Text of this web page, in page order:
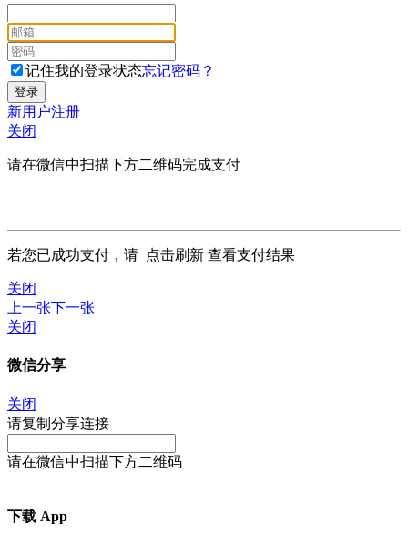
记住我的登录状态忘记密码？
新用户注册
关闭
请在微信中扫描下方二维码完成支付
若您已成功支付，请 点击刷新 查看支付结果
关闭
上一张下一张
关闭
微信分享
关闭
请复制分享连接
请在微信中扫描下方二维码
下载 App